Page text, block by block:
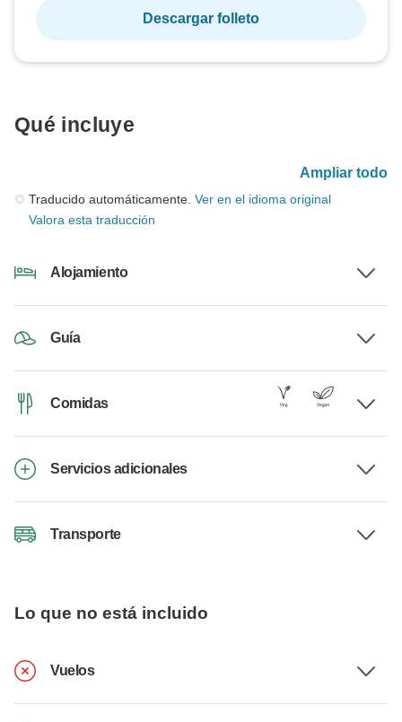
Descargar folleto
Qué incluye
Ampliar todo
Traducido automáticamente. Ver en el idioma original
Valora esta traducción
Alojamiento
Guía
Comidas
Servicios adicionales
Transporte
Lo que no está incluido
Vuelos